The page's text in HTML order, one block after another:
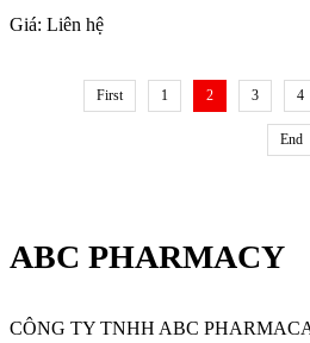
Giá: Liên hệ
First 1 2 3 4
End
ABC PHARMACY
CÔNG TY TNHH ABC